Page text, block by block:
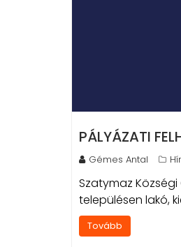
PÁLYÁZATI
Gémes Antal
Szatymaz
településen lakó,
Tovább